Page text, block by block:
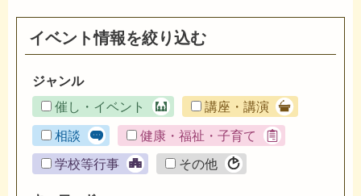
イベント情報を絞り込む
ジャンル
催し・イベント
講座・講演
相談 健康・福祉・子育て
学校等行事 その他